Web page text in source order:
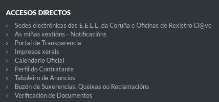
ACCESOS DIRECTOS
Sedes electrónicas das E.E.L.L. da Coruña e Oficinas de Rexistro Cl@ve
As miñas xestións - Notificacións
Portal de Transparencia
Impresos xerais
Calendario Oficial
Perfil do Contratante
Taboleiro de Anuncios
Buzón de Suxerencias, Queixas ou Reclamacións
Verificación de Documentos